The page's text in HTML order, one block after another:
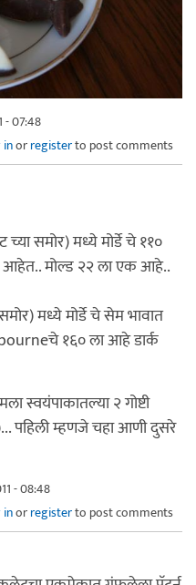
- 07:48
inorregisterto post comments
समोर) मध्ये मोर्डे चे ११०
आहेत.. मोल्ड २२ ला एक आहे..
मध्ये मोर्डे चे सेम भावात
१६० ला आहे डार्क
स्वयंपाकातल्या २ गोष्टी
पहिली म्हणजे चहा आणी दुसरे
- 08:48
inorregisterto post comments